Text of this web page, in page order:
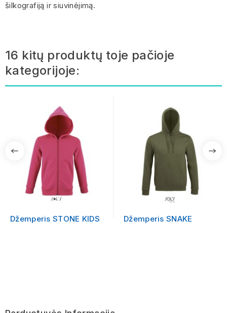
šilkografiją ir siuvinėjimą.
16 kitų produktų toje pačioje
kategorijoje:
Džemperis STONE KIDS Džemperis SNAKE